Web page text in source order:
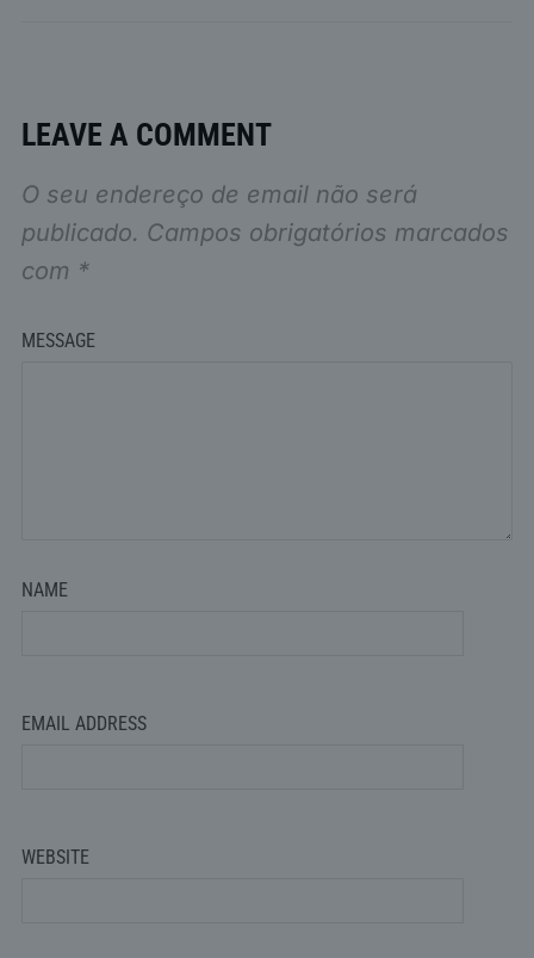
LEAVE A COMMENT
O seu endereço de email não será
publicado. Campos obrigatórios marcados
com *
MESSAGE
NAME
EMAIL ADDRESS
WEBSITE